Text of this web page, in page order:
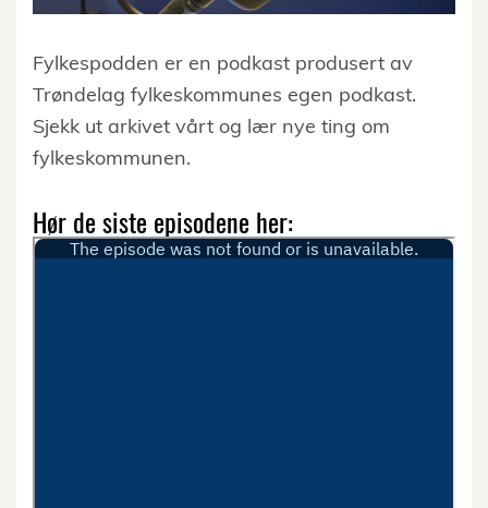
Fylkespodden er en podkast produsert av
Trøndelag fylkeskommunes egen podkast.
Sjekk ut arkivet vårt og lær nye ting om
fylkeskommunen.
Hør de siste episodene her: